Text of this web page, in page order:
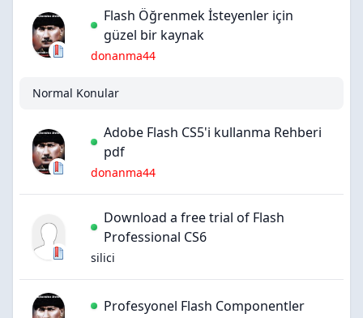
Flash Öğrenmek İsteyenler için
güzel bir kaynak
donanma44
Normal Konular
Adobe Flash CS5'i kullanma Rehberi
pdf
donanma44
Download a free trial of Flash
Professional CS6
silici
Profesyonel Flash Componentler